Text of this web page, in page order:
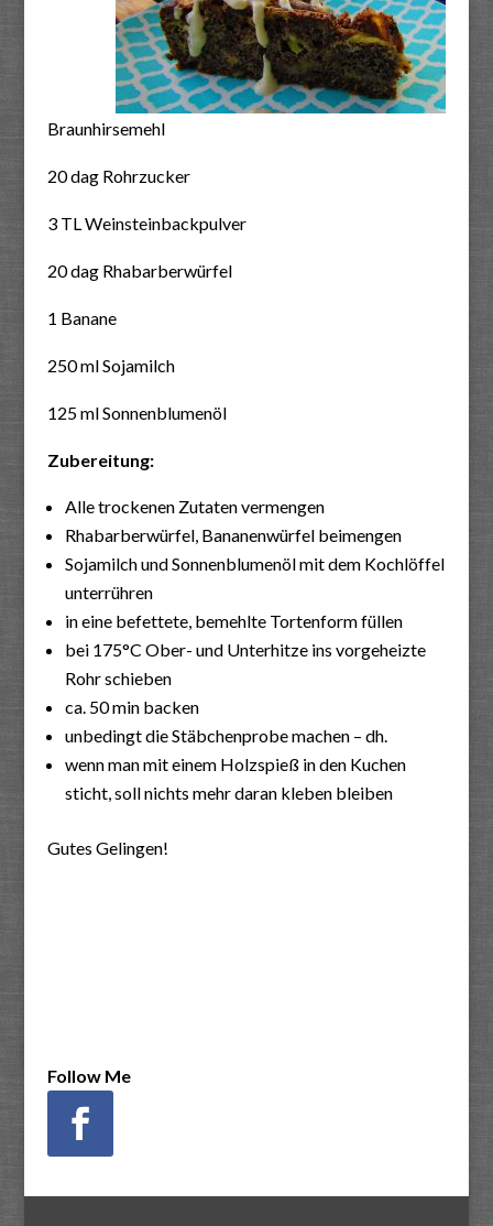
Braunhirsemehl
20 dag Rohrzucker
3 TL Weinsteinbackpulver
20 dag Rhabarberwürfel
1 Banane
250 ml Sojamilch
125 ml Sonnenblumenöl
Zubereitung:
Alle trockenen Zutaten vermengen
Rhabarberwürfel, Bananenwürfel beimengen
Sojamilch und Sonnenblumenöl mit dem Kochlöffel
unterrühren
in eine befettete, bemehlte Tortenform füllen
bei 175°C Ober- und Unterhitze ins vorgeheizte
Rohr schieben
ca. 50 min backen
unbedingt die Stäbchenprobe machen – dh.
wenn man mit einem Holzspieß in den Kuchen
sticht, soll nichts mehr daran kleben bleiben
Gutes Gelingen!
Follow Me